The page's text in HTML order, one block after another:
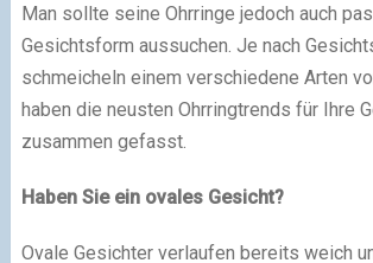
Man sollte seine Ohrringe jedoch auch
Gesichtsform aussuchen. Je nach
schmeicheln einem verschiedene Arten
haben die neusten Ohrringtrends für Ihre
zusammen gefasst.
Haben Sie ein ovales Gesicht?
Ovale Gesichter verlaufen bereits weich